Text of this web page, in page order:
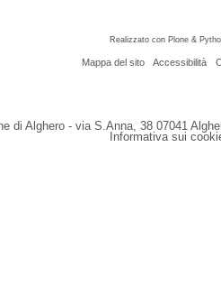
Realizzato con Plone &
Mappa del sito Accessibilità
di Alghero - via S.Anna, 38 07041
Informativa sui